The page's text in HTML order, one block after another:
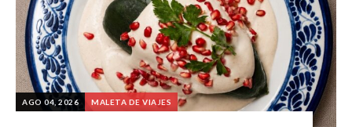
AGO 04, 2026 MALETA DE VIAJES